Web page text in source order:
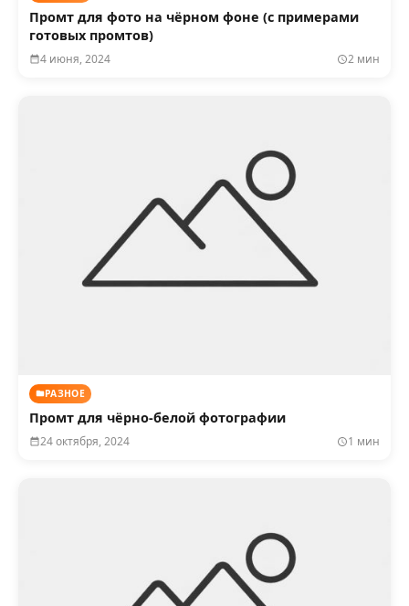
Промт для фото на чёрном фоне (с примерами
готовых промтов)
4 июня, 2024 2 мин
РАЗНОЕ
Промт для чёрно-белой фотографии
24 октября, 2024 1 мин